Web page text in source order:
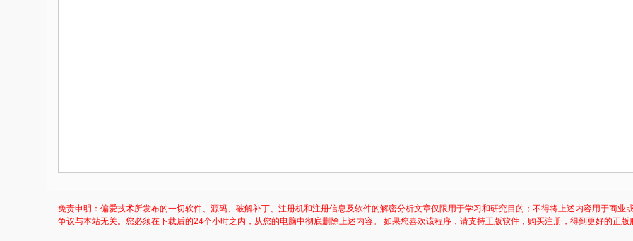
免责申明：偏爱技术所发布的一切软件、源码、破解补丁、注册机和注册信息及软件的解密分析文章仅限用于学习和研究目的；不得将上述内容用于商
争议与本站无关。您必须在下载后的24个小时之内，从您的电脑中彻底删除上述内容。 如果您喜欢该程序，请支持正版软件，购买注册，得到更好的正版